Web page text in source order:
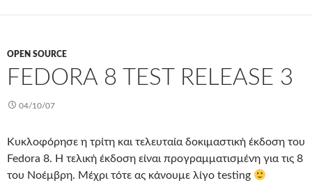
OPEN SOURCE
FEDORA 8 TEST RELEASE 3
04/10/07
Κυκλοφόρησε η τρίτη και τελευταία δοκιμαστική έκδοση του
Fedora 8. Η τελική έκδοση είναι προγραμματισμένη για τις 8
του Νοέμβρη. Μέχρι τότε ας κάνουμε λίγο testing